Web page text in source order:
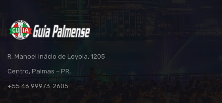
R. Manoel Inácio de Loyola, 1205
Centro, Palmas – PR,
+55 46 99973-2605